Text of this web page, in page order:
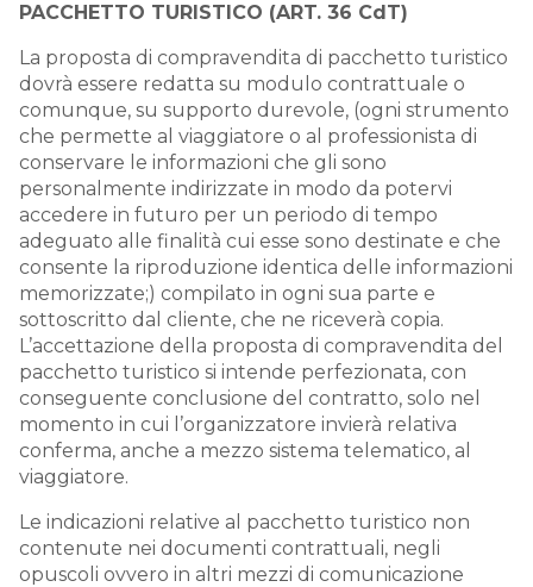
PACCHETTO TURISTICO (ART. 36 CdT)
La proposta di compravendita di pacchetto turistico
dovrà essere redatta su modulo contrattuale o
comunque, su supporto durevole, (ogni strumento
che permette al viaggiatore o al professionista di
conservare le informazioni che gli sono
personalmente indirizzate in modo da potervi
accedere in futuro per un periodo di tempo
adeguato alle finalità cui esse sono destinate e che
consente la riproduzione identica delle informazioni
memorizzate;) compilato in ogni sua parte e
sottoscritto dal cliente, che ne riceverà copia.
L’accettazione della proposta di compravendita del
pacchetto turistico si intende perfezionata, con
conseguente conclusione del contratto, solo nel
momento in cui l’organizzatore invierà relativa
conferma, anche a mezzo sistema telematico, al
viaggiatore.
Le indicazioni relative al pacchetto turistico non
contenute nei documenti contrattuali, negli
opuscoli ovvero in altri mezzi di comunicazione